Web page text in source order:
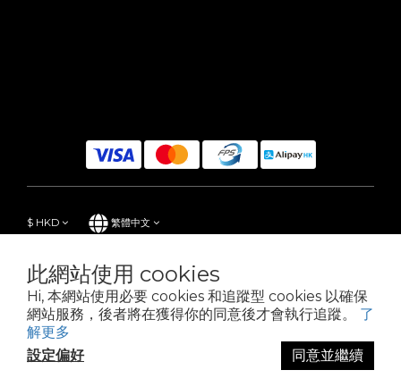
此網站使用 cookies
Hi, 本網站使用必要 cookies 和追蹤型 cookies 以確保
網站服務，後者將在獲得你的同意後才會執行追蹤。 了
解更多
設定偏好
同意並繼續
$ HKD 繁體中文
Powered by SHOPLINE